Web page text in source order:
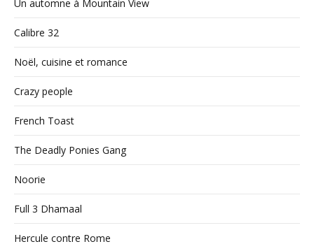
Un automne à Mountain View
Calibre 32
Noël, cuisine et romance
Crazy people
French Toast
The Deadly Ponies Gang
Noorie
Full 3 Dhamaal
Hercule contre Rome